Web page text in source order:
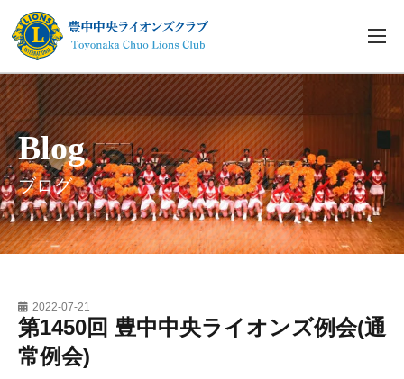
Blog
ブログ
2022-07-21
第1450回 豊中中央ライオンズ例会(通
常例会)